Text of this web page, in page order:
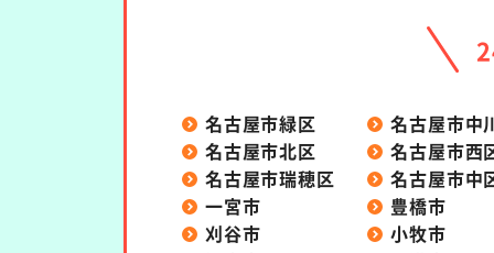
名古屋市緑区
名古屋市中
名古屋市北区
名古屋市西
名古屋市瑞穂区
名古屋市中
一宮市
豊橋市
刈谷市
小牧市